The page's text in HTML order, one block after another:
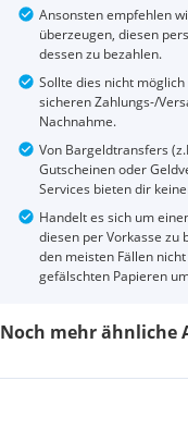
Ansonsten empfehlen
überzeugen, diesen
dessen zu bezahlen.
Sollte dies nicht
sicheren Zahlungs-/
Nachnahme.
Von Bargeldtransfers
Gutscheinen oder
Services bieten dir
Handelt es sich um
diesen per Vorkasse zu
den meisten Fällen
gefälschten Papieren
Noch mehr ähnliche